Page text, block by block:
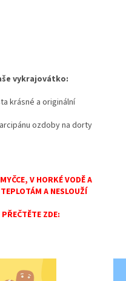
vykrajovátko:
krásné a originální
ozdoby na dorty
V HORKÉ VODĚ A
A NESLOUŽÍ
ZDE: